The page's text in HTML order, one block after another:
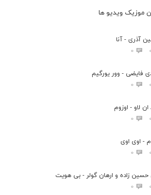
موزیک ویدیو ها
آذری - آنا
0
فایضی - وور یورگیم
0
لاو - اوزوم
0
- اوی اوی
0
حسین زاده و ارهان گولر - بی هویت
0